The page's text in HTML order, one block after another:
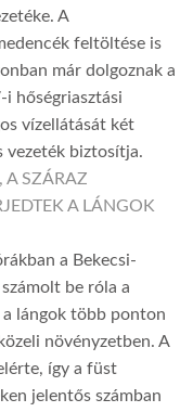
A
feltöltése is
már dolgoznak a
i hőségriasztási
vízellátását két
vezeték biztosítja.
A SZÁRAZ
A LÁNGOK
a Bekecsi-
be róla a
a lángok több ponton
növényzetben. A
így a füst
jelentős számban